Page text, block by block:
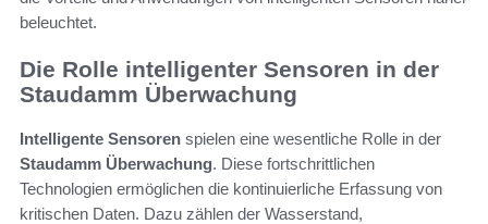
beleuchtet.
Die Rolle intelligenter Sensoren in der
Staudamm Überwachung
Intelligente Sensoren spielen eine wesentliche Rolle in der
Staudamm Überwachung. Diese fortschrittlichen
Technologien ermöglichen die kontinuierliche Erfassung von
kritischen Daten. Dazu zählen der Wasserstand,